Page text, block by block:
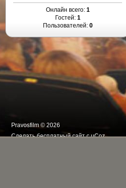
Онлайн всего: 1
Гостей: 1
Пользователей: 0
Pravosfilm © 2026
Сделатьбесплатный сайтсuCoz